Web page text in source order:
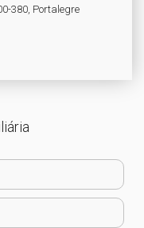
380, Portalegre